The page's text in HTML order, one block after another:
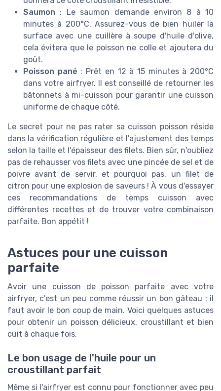
Saumon : Le saumon demande environ 8 à 10
minutes à 200°C. Assurez-vous de bien huiler la
surface avec une cuillère à soupe d'huile d'olive,
cela évitera que le poisson ne colle et ajoutera du
goût.
Poisson pané : Prêt en 12 à 15 minutes à 200°C
dans votre airfryer. Il est conseillé de retourner les
bâtonnets à mi-cuisson pour garantir une cuisson
uniforme de chaque côté.
Le secret pour ne pas rater sa cuisson poisson réside
dans la vérification régulière et l'ajustement des temps
selon la taille et l'épaisseur des filets. Bien sûr, n'oubliez
pas de rehausser vos filets avec une pincée de sel et de
poivre avant de servir, et pourquoi pas, un filet de
citron pour une explosion de saveurs ! À vous d'essayer
ces recommandations de temps cuisson avec
différentes recettes et de trouver votre combinaison
parfaite. Bon appétit !
Astuces pour une cuisson
parfaite
Avoir une cuisson de poisson parfaite avec votre
airfryer, c'est un peu comme réussir un bon gâteau : il
faut avoir le bon coup de main. Voici quelques astuces
pour obtenir un poisson délicieux, croustillant et bien
cuit à chaque fois.
Le bon usage de l'huile pour un
croustillant parfait
Même si l'airfryer est connu pour fonctionner avec peu